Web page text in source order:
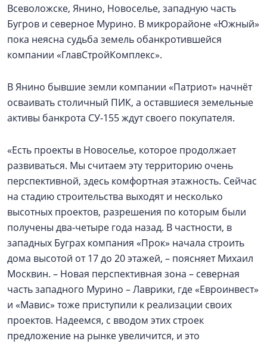
Всеволожске, Янино, Новоселье, западную часть
Бугров и северное Мурино. В микрорайоне «Южный»
пока неясна судьба земель обанкротившейся
компании «ГлавСтройКомплекс».
В Янино бывшие земли компании «Патриот» начнёт
осваивать столичный ПИК, а оставшиеся земельные
активы банкрота СУ-155 ждут своего покупателя.
«Есть проекты в Новоселье, которое продолжает
развиваться. Мы считаем эту территорию очень
перспективной, здесь комфортная этажность. Сейчас
на стадию строительства выходят и несколько
высотных проектов, разрешения по которым были
получены два-четыре года назад. В частности, в
западных Буграх компания «Прок» начала строить
дома высотой от 17 до 20 этажей, – поясняет Михаил
Москвин. – Новая перспективная зона – северная
часть западного Мурино – Лаврики, где «Евроинвест»
и «Мавис» тоже приступили к реализации своих
проектов. Надеемся, с вводом этих строек
предложение на рынке увеличится, и это